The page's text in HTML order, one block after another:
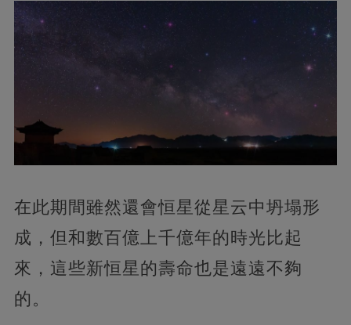
在此期間雖然還會恒星從星云中坍塌形
成，但和數百億上千億年的時光比起
來，這些新恒星的壽命也是遠遠不夠
的。